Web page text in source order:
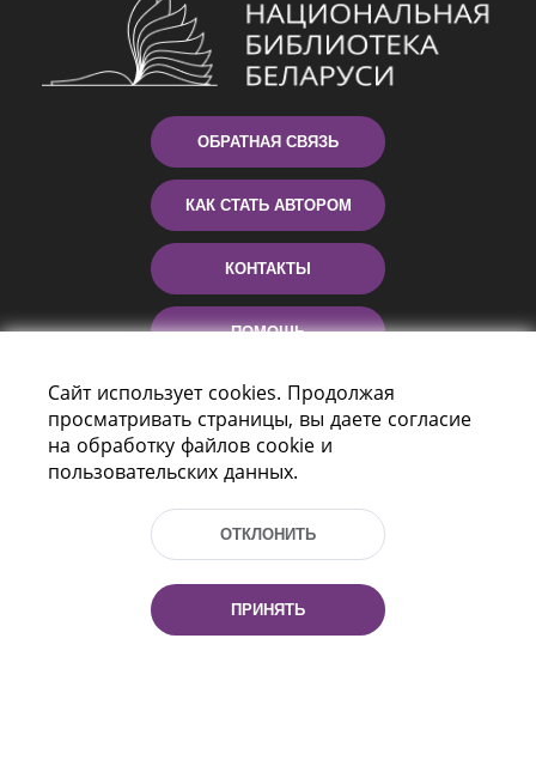
ОБРАТНАЯ СВЯЗЬ
КАК СТАТЬ АВТОРОМ
КОНТАКТЫ
ПОМОЩЬ
Пр-т Независимости 116
г. Минск, Республика Беларусь, 220114
Тел.: (+375 17) 368 37 37, Факс: (+375 17)
Сайт использует cookies. Продолжая
просматривать страницы, вы даете согласие
на обработку файлов cookie и
пользовательских данных.
ОТКЛОНИТЬ
ПРИНЯТЬ